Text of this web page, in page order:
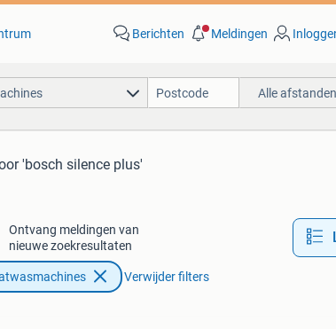
Berichten Meldingen
Alle
'bosch silence plus'
Ontvang meldingen van
nieuwe zoekresultaten
Verwijder filters